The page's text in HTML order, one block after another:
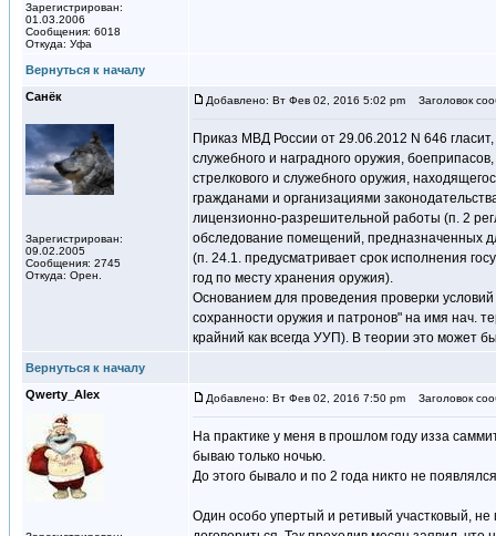
Зарегистрирован:
01.03.2006
Сообщения: 6018
Откуда: Уфа
Вернуться к началу
Санёк
Зарегистрирован:
09.02.2005
Сообщения: 2745
Откуда: Орен.
Добавлено: Вт Фев 02, 2016 5:02 pm Заголовок
Приказ МВД России от 29.06.2012 N 646
служебного и наградного оружия,
стрелкового и служебного оружия,
гражданами и организациями
лицензионно-разрешительной работы (п. 2
обследование помещений, предназначенных
(п. 24.1. предусматривает срок исполнения
год по месту хранения оружия).
Основанием для проведения проверки
сохранности оружия и патронов" на имя нач.
крайний как всегда УУП). В теории это может
Вернуться к началу
Qwerty_Alex
Добавлено: Вт Фев 02, 2016 7:50 pm Заголовок
На практике у меня в прошлом году изза
бываю только ночью.
До этого бывало и по 2 года никто не
Один особо упертый и ретивый участковый,